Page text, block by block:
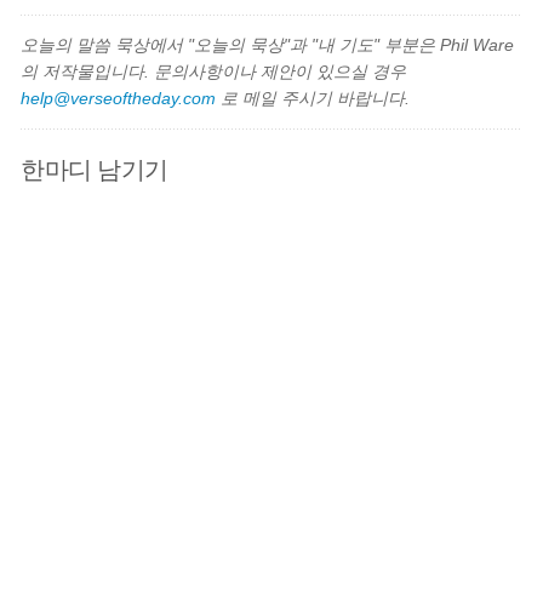
오늘의 말씀 묵상에서 "오늘의 묵상"과 "내 기도" 부분은 Phil Ware
의 저작물입니다. 문의사항이나 제안이 있으실 경우
help@verseoftheday.com 로 메일 주시기 바랍니다.
한마디 남기기